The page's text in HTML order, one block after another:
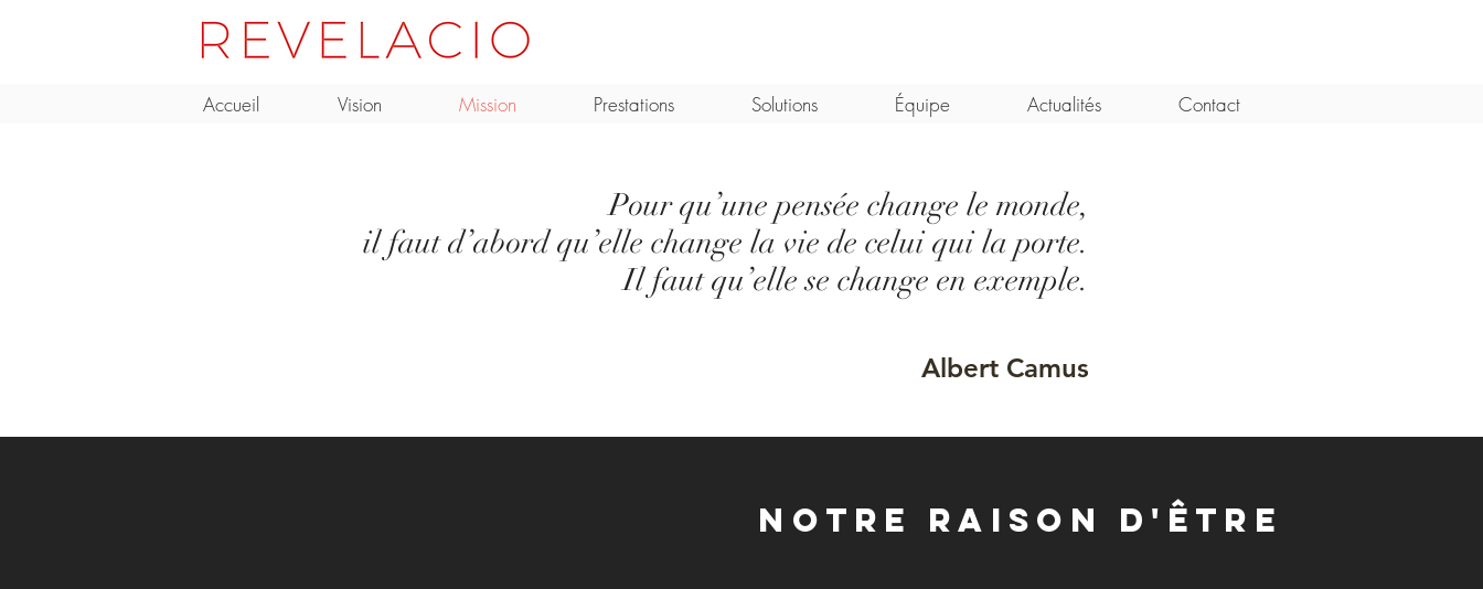
Accueil Vision Mission Prestations Solutions Équipe Actualités Contact
Pour qu’une pensée change le monde,
il faut d’abord qu’elle change la vie de celui qui la porte.
Il faut qu’elle se change en exemple.
Albert Camus
Notre raison d'être